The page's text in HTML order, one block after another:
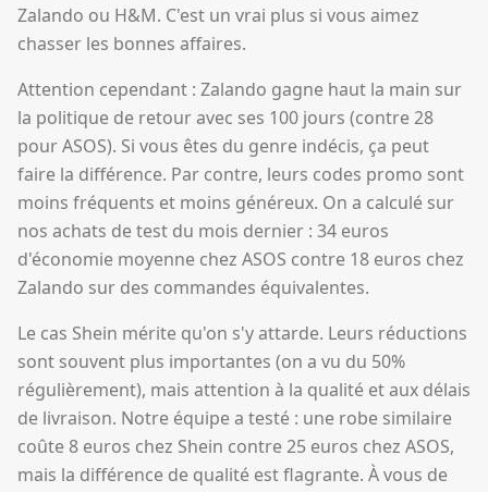
Zalando ou H&M. C'est un vrai plus si vous aimez
chasser les bonnes affaires.
Attention cependant : Zalando gagne haut la main sur
la politique de retour avec ses 100 jours (contre 28
pour ASOS). Si vous êtes du genre indécis, ça peut
faire la différence. Par contre, leurs codes promo sont
moins fréquents et moins généreux. On a calculé sur
nos achats de test du mois dernier : 34 euros
d'économie moyenne chez ASOS contre 18 euros chez
Zalando sur des commandes équivalentes.
Le cas Shein mérite qu'on s'y attarde. Leurs réductions
sont souvent plus importantes (on a vu du 50%
régulièrement), mais attention à la qualité et aux délais
de livraison. Notre équipe a testé : une robe similaire
coûte 8 euros chez Shein contre 25 euros chez ASOS,
mais la différence de qualité est flagrante. À vous de